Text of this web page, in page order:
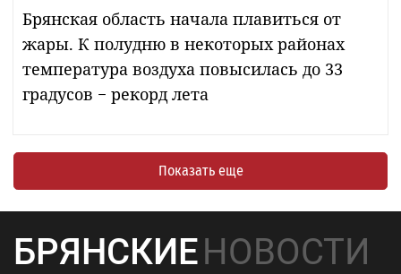
Брянская область начала плавиться от
жары. К полудню в некоторых районах
температура воздуха повысилась до 33
градусов − рекорд лета
Показать еще
БРЯНСКИЕНОВОСТИ